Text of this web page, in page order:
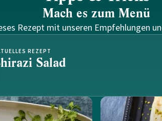
Mach es zum Menü
Rezept mit unseren Empfehlungen
REZEPT
Salad